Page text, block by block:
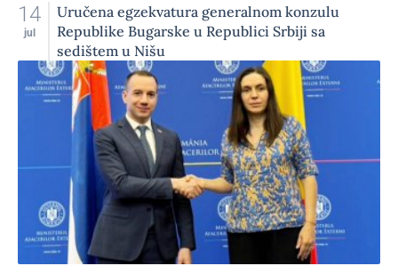
14
jul
Uručena egzekvatura generalnom konzulu
Republike Bugarske u Republici Srbiji sa
sedištem u Nišu